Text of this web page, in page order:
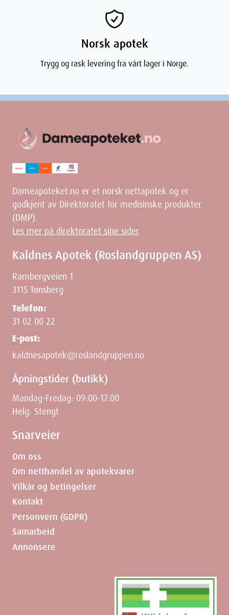
Norsk apotek
Trygg og rask levering fra vårt lager i Norge.
Dameapoteket.no er et norsk nettapotek og er
godkjent av Direktoratet for medisinske produkter
(DMP).
Les mer på direktoratet sine sider
Kaldnes Apotek (Roslandgruppen AS)
Rambergveien 1
3115 Tønsberg
Telefon:
31 02 00 22
E-post:
kaldnesapotek@roslandgruppen.no
Åpningstider (butikk)
Mandag-Fredag: 09:00-17:00
Helg: Stengt
Snarveier
Om oss
Om netthandel av apotekvarer
Vilkår og betingelser
Kontakt
Personvern (GDPR)
Samarbeid
Annonsere